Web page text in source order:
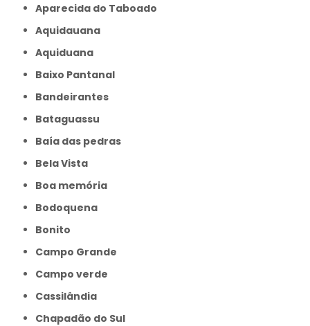
Aparecida do Taboado
Aquidauana
Aquiduana
Baixo Pantanal
Bandeirantes
Bataguassu
Baía das pedras
Bela Vista
Boa memória
Bodoquena
Bonito
Campo Grande
Campo verde
Cassilândia
Chapadão do Sul